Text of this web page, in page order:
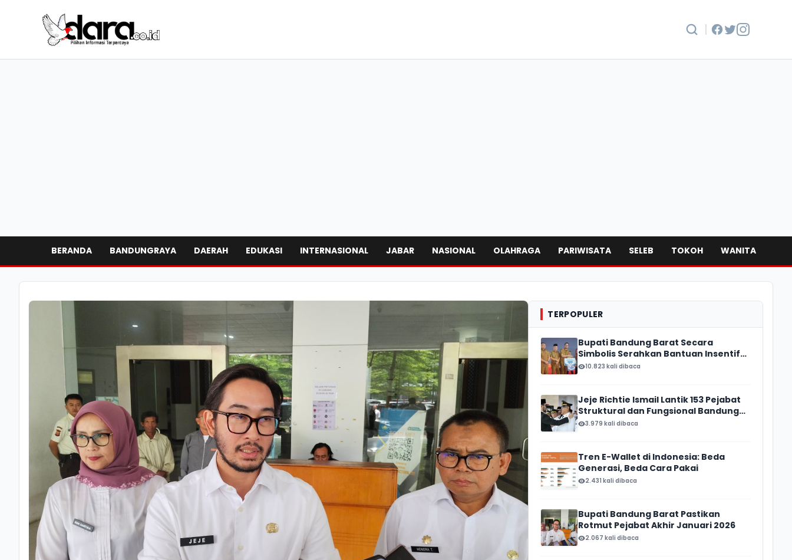
|
BERANDA BANDUNGRAYA DAERAH EDUKASI INTERNASIONAL JABAR NASIONAL OLAHRAGA PARIWISATA SELEB TOKOH WANITA
TERPOPULER
Bupati Bandung Barat Secara
Simbolis Serahkan Bantuan Insentif
Ketua RT/ RW, Total Anggaran
10.823 kali dibaca
Jeje Richtie Ismail Lantik 153 Pejabat
Struktural dan Fungsional Bandung
Barat
3.979 kali dibaca
Tren E-Wallet di Indonesia: Beda
Generasi, Beda Cara Pakai
2.431 kali dibaca
Bupati Bandung Barat Pastikan
Rotmut Pejabat Akhir Januari 2026
2.067 kali dibaca